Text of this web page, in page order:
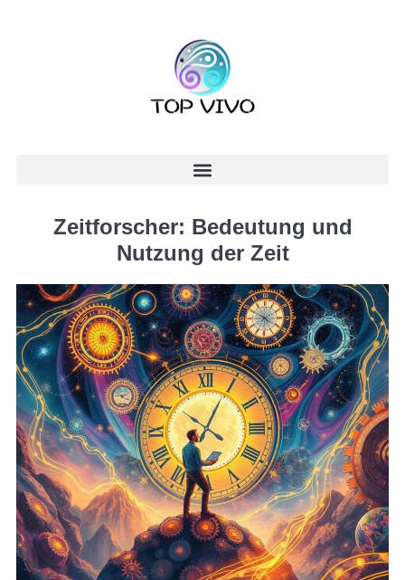
Zeitforscher: Bedeutung und
Nutzung der Zeit